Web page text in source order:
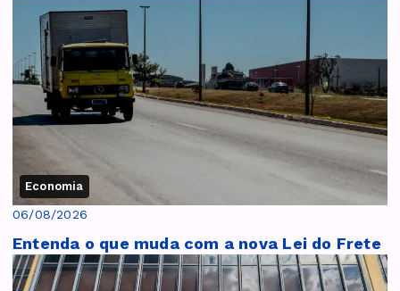
Economia
06/08/2026
Entenda o que muda com a nova Lei do Frete